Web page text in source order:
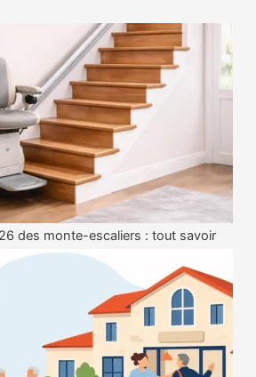
des monte-escaliers : tout savoir